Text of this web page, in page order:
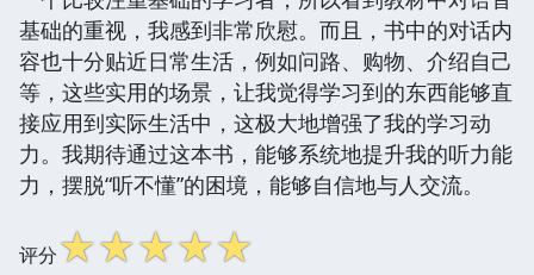
基础的重视，我感到非常欣慰。而且，书中的对话内
容也十分贴近日常生活，例如问路、购物、介绍自己
等，这些实用的场景，让我觉得学习到的东西能够直
接应用到实际生活中，这极大地增强了我的学习动
力。我期待通过这本书，能够系统地提升我的听力能
力，摆脱“听不懂”的困境，能够自信地与人交流。
评分☆☆☆☆☆